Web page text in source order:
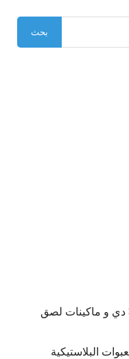
ماكينات التغليف بالسلوفان للعلب 3 دي و ماكينات لصق
البلاستيكية